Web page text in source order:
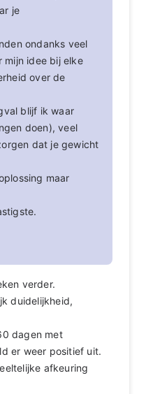
je
ondanks veel
mijn idee bij elke
over de
blijf ik waar
doen), veel
dat je gewicht
maar
verder.
duidelijkheid,
dagen met
er weer positief uit.
afkeuring